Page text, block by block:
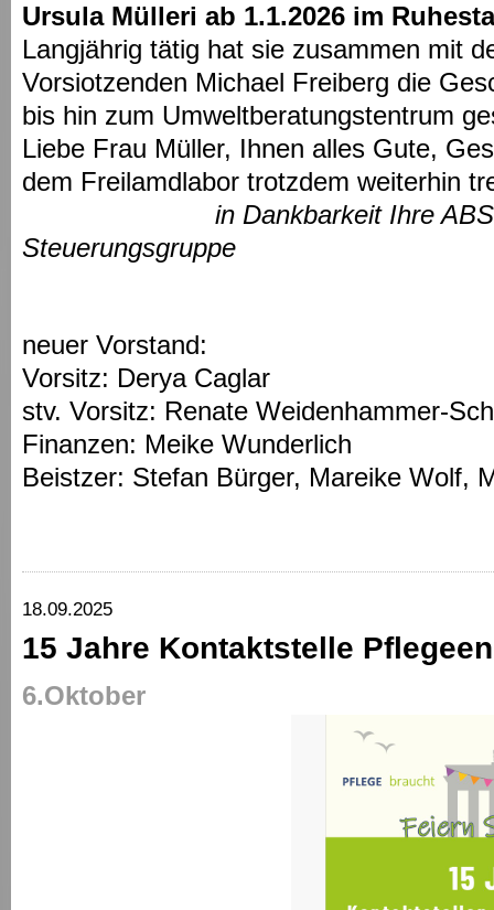
Ursula Mülleri ab 1.1.2026 im
Langjährig tätig hat sie zusammen mit
Vorsiotzenden Michael Freiberg die
bis hin zum Umweltberatungstentrum
Liebe Frau Müller, Ihnen alles Gute,
dem Freilamdlabor trotzdem weiterhin
in Dankbarkeit Ihre ABS-
Steuerungsgruppe
neuer Vorstand:
Vorsitz: Derya Caglar
stv. Vorsitz: Renate Weidenhammer-
Finanzen: Meike Wunderlich
Beistzer: Stefan Bürger, Mareike Wolf,
18.09.2025
15 Jahre Kontaktstelle
6.Oktober